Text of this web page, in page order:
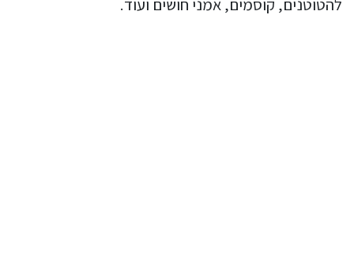
להטוטנים, קוסמים, אמני חושים ועוד.